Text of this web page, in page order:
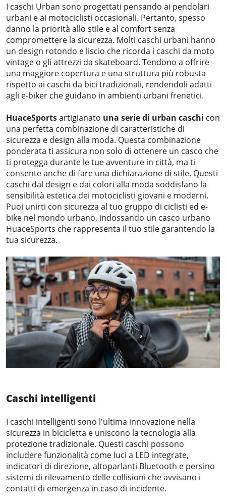
I caschi Urban sono progettati pensando ai pendolari
urbani e ai motociclisti occasionali. Pertanto, spesso
danno la priorità allo stile e al comfort senza
compromettere la sicurezza. Molti caschi urbani hanno
un design rotondo e liscio che ricorda i caschi da moto
vintage o gli attrezzi da skateboard. Tendono a offrire
una maggiore copertura e una struttura più robusta
rispetto ai caschi da bici tradizionali, rendendoli adatti
agli e-biker che guidano in ambienti urbani frenetici.
HuaceSportsartigianato una serie di urban caschi con
una perfetta combinazione di caratteristiche di
sicurezza e design alla moda. Questa combinazione
ponderata ti assicura non solo di ottenere un casco che
ti protegga durante le tue avventure in città, ma ti
consente anche di fare una dichiarazione di stile. Questi
caschi dal design e dai colori alla moda soddisfano la
sensibilità estetica dei motociclisti giovani e moderni.
Puoi unirti con sicurezza al tuo gruppo di ciclisti ed e-
bike nel mondo urbano, indossando un casco urbano
HuaceSports che rappresenta il tuo stile garantendo la
tua sicurezza.
Caschi intelligenti
I caschi intelligenti sono l'ultima innovazione nella
sicurezza in bicicletta e uniscono la tecnologia alla
protezione tradizionale. Questi caschi possono
includere funzionalità come luci a LED integrate,
indicatori di direzione, altoparlanti Bluetooth e persino
sistemi di rilevamento delle collisioni che avvisano i
contatti di emergenza in caso di incidente.